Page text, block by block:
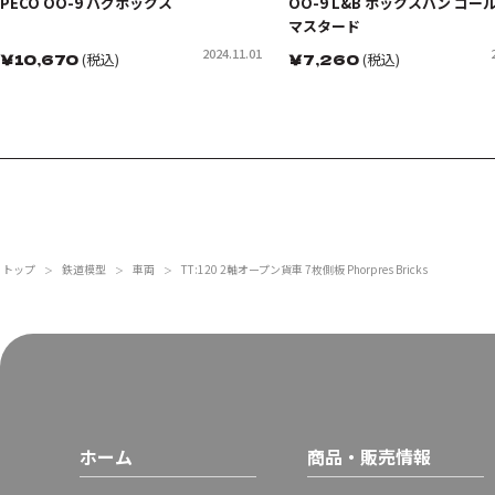
￥10,670(税込) 2024.11.01
マスタード
￥7,260(税込)
トップ ＞ 鉄道模型 ＞ 車両 ＞ TT:120 2軸オープン貨車 7枚側板 Phorpres Bricks
ホーム 商品・販売情報